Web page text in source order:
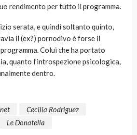
rendimento per tutto il programma.
serata, e quindi soltanto quinto,
il (ex?) pornodivo è forse il
Colui che ha portato
quanto l’introspezione psicologica,
dentro.
Cecilia Rodriguez
Le Donatella